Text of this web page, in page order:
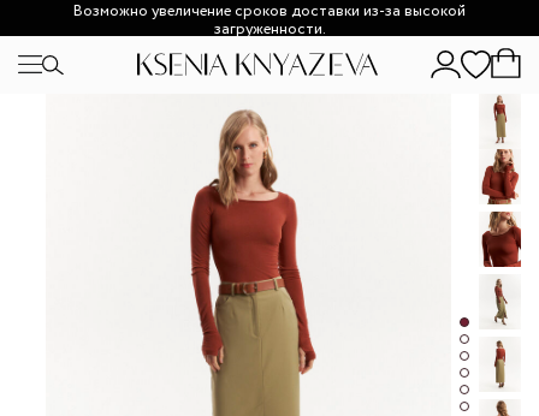
Возможно увеличение сроков доставки из-за высокой
загруженности.